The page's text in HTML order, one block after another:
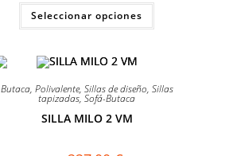
original
era:
230,00 €.
actual
es:
213,00 €.
Seleccionar opciones
Este
tiene
se
pueden
Butaca, Polivalente, Sillas de diseño, Sillas
tapizadas, Sofá-Butaca
SILLA MILO 2 VM